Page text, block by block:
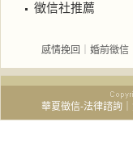
徵信社推薦
感情挽回 婚前徵信
華夏徵信-法律諮詢